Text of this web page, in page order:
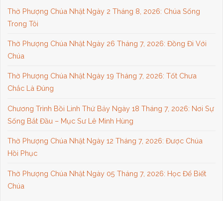
Thờ Phượng Chúa Nhật Ngày 2 Tháng 8, 2026: Chúa Sống
Trong Tôi
Thờ Phượng Chúa Nhật Ngày 26 Tháng 7, 2026: Đồng Đi Với
Chúa
Thờ Phượng Chúa Nhật Ngày 19 Tháng 7, 2026: Tốt Chưa
Chắc Là Đúng
Chương Trình Bồi Linh Thứ Bảy Ngày 18 Tháng 7, 2026: Nơi Sự
Sống Bắt Đầu – Mục Sư Lê Minh Hùng
Thờ Phượng Chúa Nhật Ngày 12 Tháng 7, 2026: Được Chúa
Hồi Phục
Thờ Phượng Chúa Nhật Ngày 05 Tháng 7, 2026: Học Để Biết
Chúa